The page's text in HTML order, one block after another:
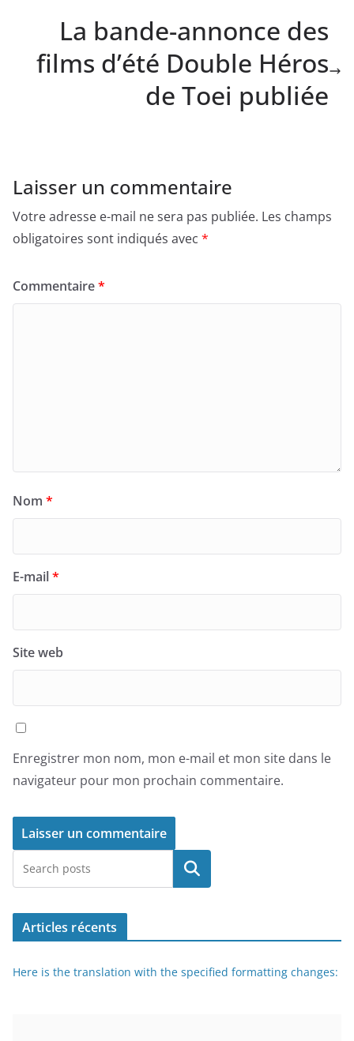
La bande-annonce des
films d’été Double Héros
de Toei publiée
Laisser un commentaire
Votre adresse e-mail ne sera pas publiée. Les champs
obligatoires sont indiqués avec *
Commentaire*
Nom *
E-mail*
Site web
Enregistrer mon nom, mon e-mail et mon site dans le
navigateur pour mon prochain commentaire.
Rechercher
Articles récents
Here is the translation with the specified formatting changes: